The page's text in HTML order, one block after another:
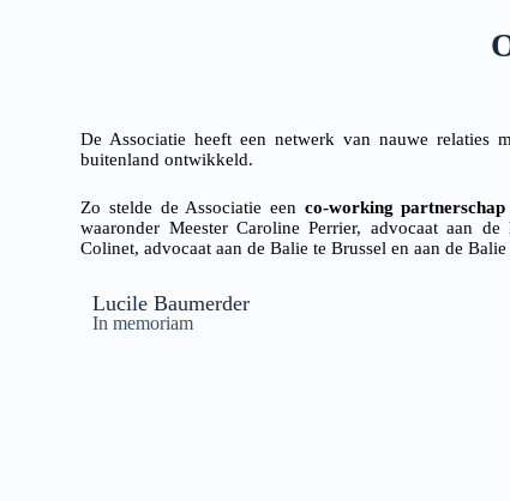
De Associatie heeft een netwerk van nauwe relaties
buitenland ontwikkeld.
Zo stelde de Associatie een co-working partnerschap
waaronder Meester Caroline Perrier, advocaat aan
Colinet, advocaat aan de Balie te Brussel en aan de
Lucile Baumerder
In memoriam